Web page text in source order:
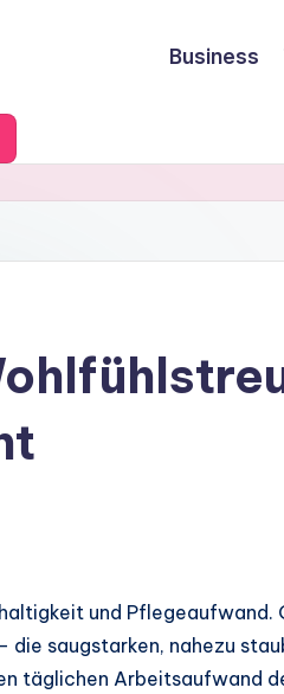
Business
und Pflegeaufwand.
die saugstarken, nahezu
täglichen Arbeitsaufwand